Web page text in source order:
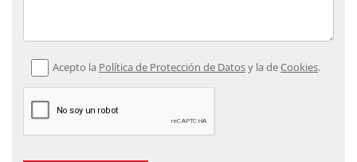
Acepto la Política de Protección de Datosy la deCookies.